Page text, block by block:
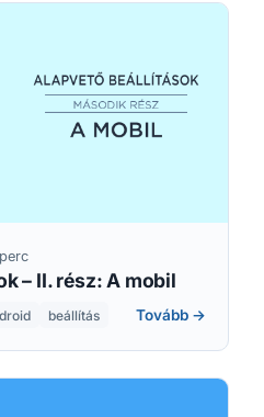
– II. rész: A mobil
beállítás Tovább →